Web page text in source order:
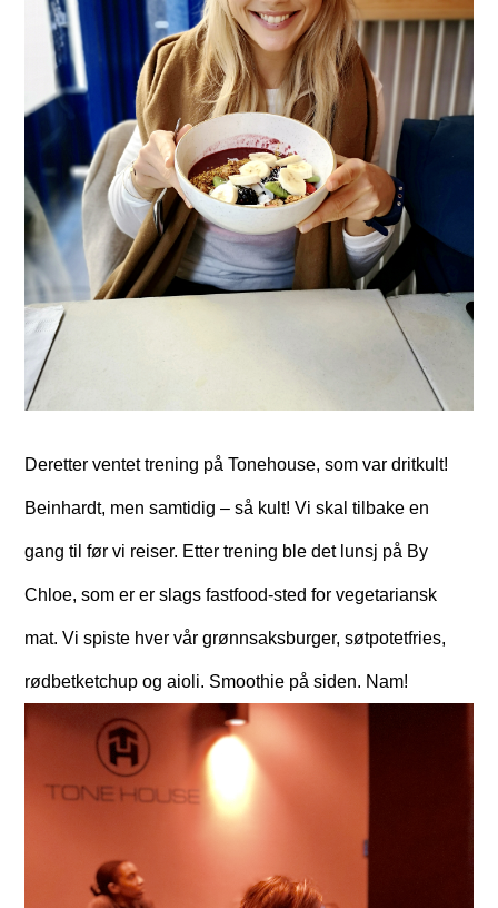
Deretter ventet trening på Tonehouse, som var dritkult!
Beinhardt, men samtidig – så kult! Vi skal tilbake en
gang til før vi reiser. Etter trening ble det lunsj på By
Chloe, som er er slags fastfood-sted for vegetariansk
mat. Vi spiste hver vår grønnsaksburger, søtpotetfries,
rødbetketchup og aioli. Smoothie på siden. Nam!